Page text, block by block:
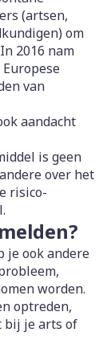
(artsen,
om
2016 nam
van
aandacht
is geen
over het
risico-
je ook andere
worden.
optreden,
bij je arts of